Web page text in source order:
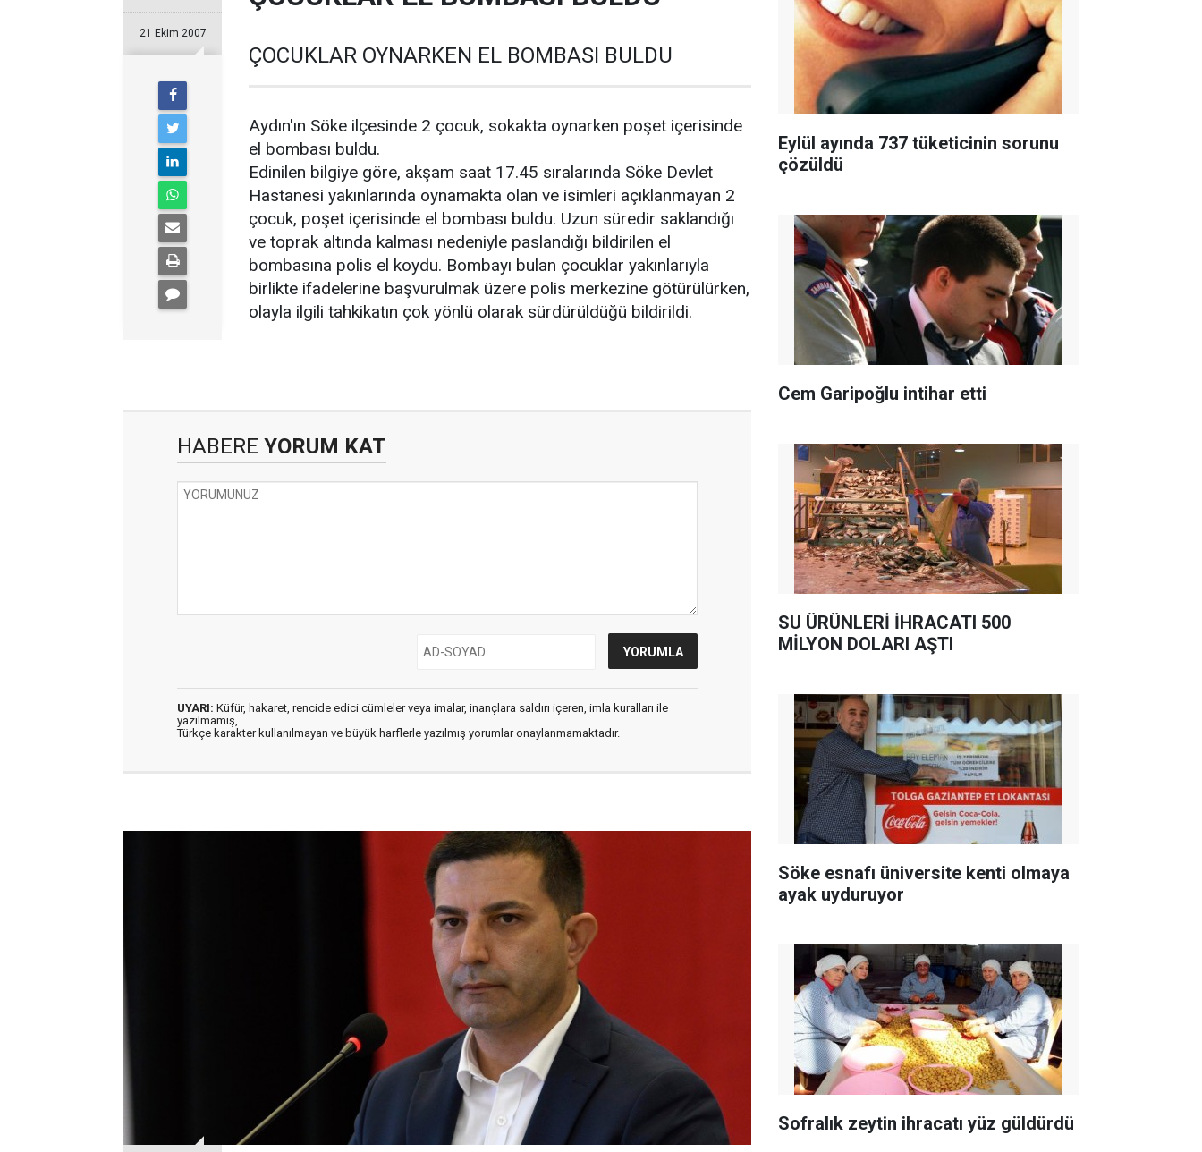
21 Ekim 2007
ÇOCUKLAR OYNARKEN EL BOMBASI BULDU
Aydın'ın Söke ilçesinde 2 çocuk, sokakta oynarken poşet içerisinde
el bombası buldu.
Edinilen bilgiye göre, akşam saat 17.45 sıralarında Söke Devlet
Hastanesi yakınlarında oynamakta olan ve isimleri açıklanmayan 2
çocuk, poşet içerisinde el bombası buldu. Uzun süredir saklandığı
ve toprak altında kalması nedeniyle paslandığı bildirilen el
bombasına polis el koydu. Bombayı bulan çocuklar yakınlarıyla
birlikte ifadelerine başvurulmak üzere polis merkezine götürülürken,
olayla ilgili tahkikatın çok yönlü olarak sürdürüldüğü bildirildi.
HABERE YORUM KAT
UYARI: Küfür, hakaret, rencide edici cümleler veya imalar, inançlara saldırı içeren, imla kuralları ile
yazılmamış,
Türkçe karakter kullanılmayan ve büyük harflerle yazılmış yorumlar onaylanmamaktadır.
Eylül ayında 737 tüketicinin sorunu
çözüldü
Cem Garipoğlu intihar etti
SU ÜRÜNLERİ İHRACATI 500
MİLYON DOLARI AŞTI
Söke esnafı üniversite kenti olmaya
ayak uyduruyor
Sofralık zeytin ihracatı yüz güldürdü